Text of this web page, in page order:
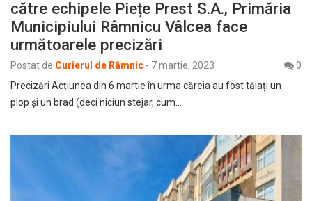
către echipele Piețe Prest S.A., Primăria
Municipiului Râmnicu Vâlcea face
următoarele precizări
Postat de Curierul de Râmnic - 7 martie, 2023
0
Precizări Acțiunea din 6 martie în urma căreia au fost tăiați un
plop și un brad (deci niciun stejar, cum…